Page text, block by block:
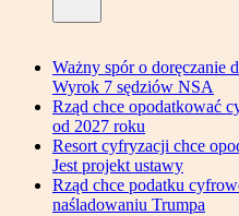
Ważny spór o doręczanie
Wyrok 7 sędziów NSA
Rząd chce opodatkować
od 2027 roku
Resort cyfryzacji chce
Jest projekt ustawy
Rząd chce podatku
naśladowaniu Trumpa